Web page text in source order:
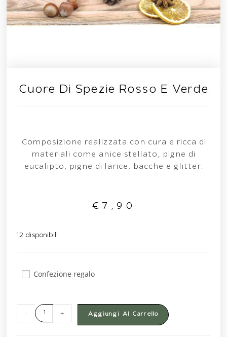
Cuore Di Spezie Rosso E Verde
Composizione realizzata con cura e ricca di
materiali come anice stellato, pigne di
eucalipto, pigne di larice, bacche e glitter.
€ 7,90
12 disponibili
Confezione regalo
- + Aggiungi Al Carrello